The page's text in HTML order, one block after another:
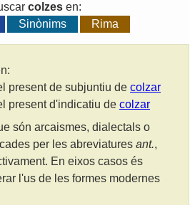
colzesen:
Sinònims Rima
present de subjuntiu de colzar
present d'indicatiu de colzar
són arcaismes, dialectals o
per les abreviatures ant.,
En eixos casos és
l'us de les formes modernes